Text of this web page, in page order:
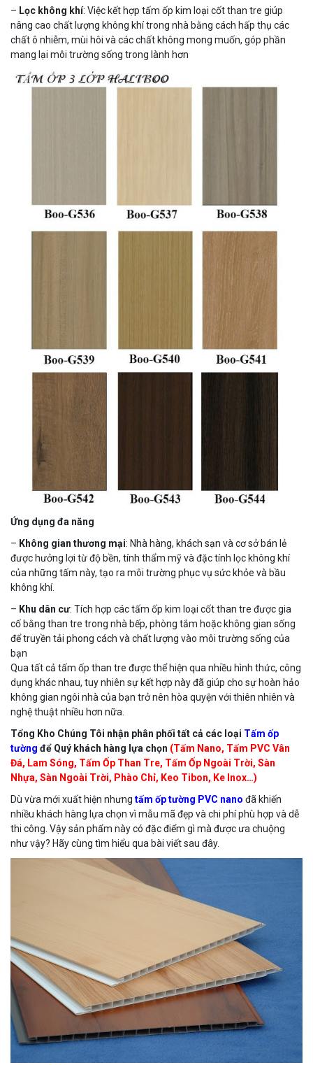
– Lọc không khí: Việc kết hợp tấm ốp kim loại cốt than tre giúp
nâng cao chất lượng không khí trong nhà bằng cách hấp thụ các
chất ô nhiễm, mùi hôi và các chất không mong muốn, góp phần
mang lại môi trường sống trong lành hơn
Ứng dụng đa năng
– Không gian thương mại: Nhà hàng, khách sạn và cơ sở bán lẻ
được hưởng lợi từ độ bền, tính thẩm mỹ và đặc tính lọc không khí
của những tấm này, tạo ra môi trường phục vụ sức khỏe và bầu
không khí.
– Khu dân cư: Tích hợp các tấm ốp kim loại cốt than tre được gia
cố bằng than tre trong nhà bếp, phòng tắm hoặc không gian sống
để truyền tải phong cách và chất lượng vào môi trường sống của
bạn
Qua tất cả tấm ốp than tre được thể hiện qua nhiều hình thức, công
dụng khác nhau, tuy nhiên sự kết hợp này đã giúp cho sự hoàn hảo
không gian ngôi nhà của bạn trở nên hòa quyện với thiên nhiên và
nghệ thuật nhiều hơn nữa.
Tổng Kho Chúng Tôi nhận phân phối tất cả các loại Tấm ốp
tường để Quý khách hàng lựa chọn (Tấm Nano, Tấm PVC Vân
Đá, Lam Sóng, Tấm Ốp Than Tre, Tấm Ốp Ngoài Trời, Sàn
Nhựa, Sàn Ngoài Trời, Phào Chỉ, Keo Tibon, Ke Inox…)
Dù vừa mới xuất hiện nhưng tấm ốp tường PVC nano đã khiến
nhiều khách hàng lựa chọn vì mẫu mã đẹp và chi phí phù hợp và dễ
thi công. Vậy sản phẩm này có đặc điểm gì mà được ưa chuộng
như vậy? Hãy cùng tìm hiểu qua bài viết sau đây.